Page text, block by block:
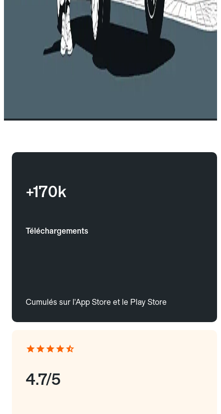
+170k
Téléchargements
Cumulés sur l'App Store et le Play Store
4.7/5